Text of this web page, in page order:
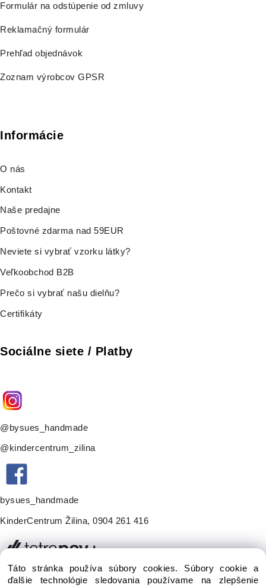
Formulár na odstúpenie od zmluvy
Reklamačný formulár
Prehľad objednávok
Zoznam výrobcov GPSR
Informácie
O nás
Kontakt
Naše predajne
Poštovné zdarma nad 59EUR
Neviete si vybrať vzorku látky?
Veľkoobchod B2B
Prečo si vybrať našu dielňu?
Certifikáty
Sociálne siete / Platby
@bysues_handmade
@kindercentrum_zilina
bysues_handmade
KinderCentrum Žilina, 0904 261 416
Táto stránka používa súbory cookies. Súbory cookie a
ďalšie technológie sledovania používame na zlepšenie